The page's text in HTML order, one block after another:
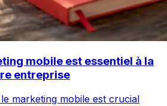
mobile est essentiel à la
entreprise
marketing mobile est crucial